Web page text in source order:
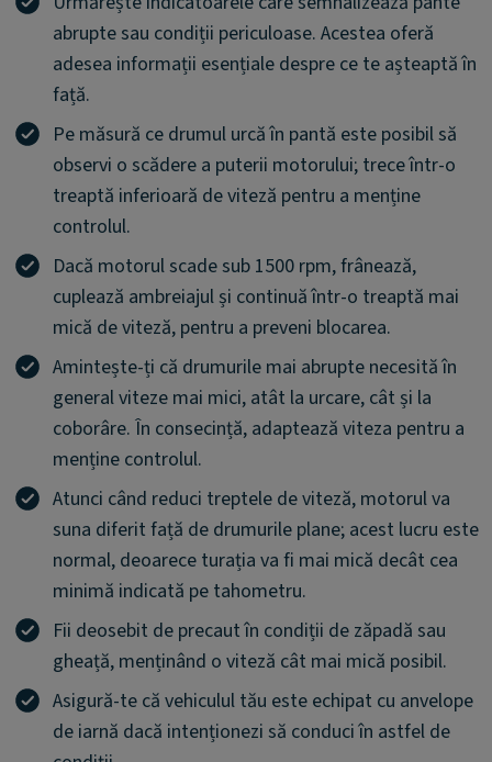
abrupte sau condiții periculoase. Acestea oferă
adesea informații esențiale despre ce te așteaptă în
față.
Pe măsură ce drumul urcă în pantă este posibil să
observi o scădere a puterii motorului; trece într-o
treaptă inferioară de viteză pentru a menține
controlul.
Dacă motorul scade sub 1500 rpm, frânează,
cuplează ambreiajul și continuă într-o treaptă mai
mică de viteză, pentru a preveni blocarea.
Amintește-ți că drumurile mai abrupte necesită în
general viteze mai mici, atât la urcare, cât și la
coborâre. În consecință, adaptează viteza pentru a
menține controlul.
Atunci când reduci treptele de viteză, motorul va
suna diferit față de drumurile plane; acest lucru este
normal, deoarece turația va fi mai mică decât cea
minimă indicată pe tahometru.
Fii deosebit de precaut în condiții de zăpadă sau
gheață, menținând o viteză cât mai mică posibil.
Asigură-te că vehiculul tău este echipat cu anvelope
de iarnă dacă intenționezi să conduci în astfel de